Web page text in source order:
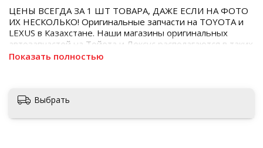
ЦЕНЫ ВСЕГДА ЗА 1 ШТ ТОВАРА, ДАЖЕ ЕСЛИ НА ФОТО
ИХ НЕСКОЛЬКО! Оригинальные запчасти на TOYOTA и
LEXUS в Казахстане. Наши магазины оригинальных
автозапчастей на Тойота и Лексус располагаются в таких
городах как Алматы, Астана, Шымкент, Кызылорда и
Показать полностью
Выбрать